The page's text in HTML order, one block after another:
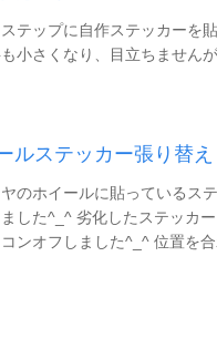
テップに自作ステッカーを
小さくなり、目立ちません
ルステッカー張り替え
のホイールに貼っているス
した^_^ 劣化したステッカ
ンオフしました^_^ 位置を